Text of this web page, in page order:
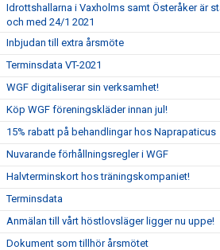
Idrottshallarna i Vaxholms samt Österåker är
och med 24/1 2021
Inbjudan till extra årsmöte
Terminsdata VT-2021
WGF digitaliserar sin verksamhet!
Köp WGF föreningskläder innan jul!
15% rabatt på behandlingar hos Naprapaticus
Nuvarande förhållningsregler i WGF
Halvterminskort hos träningskompaniet!
Terminsdata
Anmälan till vårt höstlovsläger ligger nu uppe!
Dokument som tillhör årsmötet